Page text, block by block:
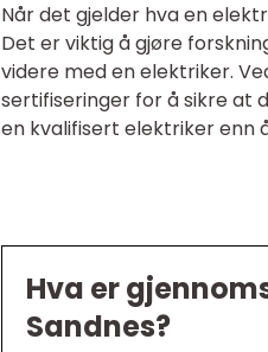
Når det gjelder hva en
Det er viktig å gjøre
videre med en elektriker.
sertifiseringer for å sikre at
en kvalifisert elektriker enn
Hva er
Sandnes?